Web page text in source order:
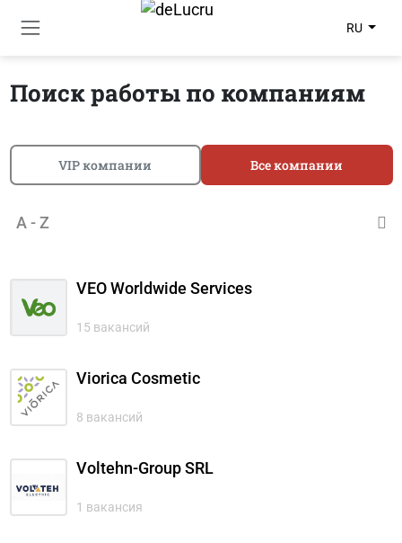
RU
Поиск работы по компаниям
VIP компании Все компании
A - Z
VEO Worldwide Services
15 вакансий
Viorica Cosmetic
8 вакансий
Voltehn-Group SRL
1 вакансия